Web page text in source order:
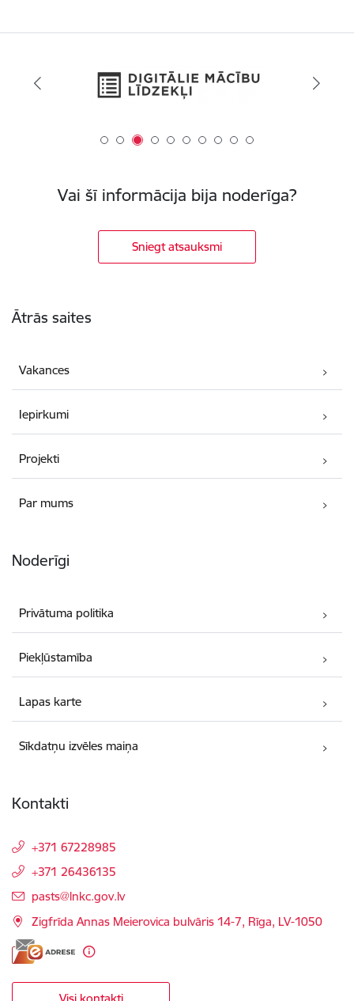
Vai šī informācija bija noderīga?
Sniegt atsauksmi
Ātrās saites
Vakances
Iepirkumi
Projekti
Par mums
Noderīgi
Privātuma politika
Piekļūstamība
Lapas karte
Sīkdatņu izvēles maiņa
Kontakti
+371 67228985
+371 26436135
E-pasts:
pasts@lnkc.gov.lv
Zigfrīda Annas Meierovica bulvāris 14-7, Rīga, LV-1050